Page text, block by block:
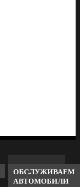
ОБСЛУЖИВАЕМ
АВТОМОБИЛИ